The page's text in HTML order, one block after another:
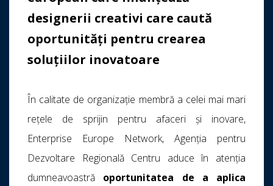
designerii creativi care caută
oportunități pentru crearea
soluțiilor inovatoare
În calitate de organizație membră a celei mai mari
rețele de sprijin pentru afaceri și inovare,
Enterprise Europe Network, Agenția pentru
Dezvoltare Regională Centru aduce în atenția
dumneavoastră oportunitatea de a aplica